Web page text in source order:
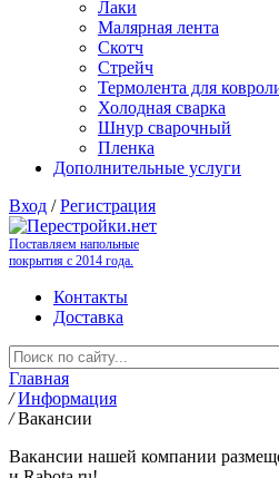
Лаки
Малярная лента
Скотч
Стрейч
Термолента для
Холодная сварка
Шнур сварочный
Пленка
Дополнительные услуги
Вход /Регистрация
Поставляем напольные
покрытия с 2014 года.
Контакты
Доставка
Главная
/ Информация
/ Вакансии
Вакансии нашей компании